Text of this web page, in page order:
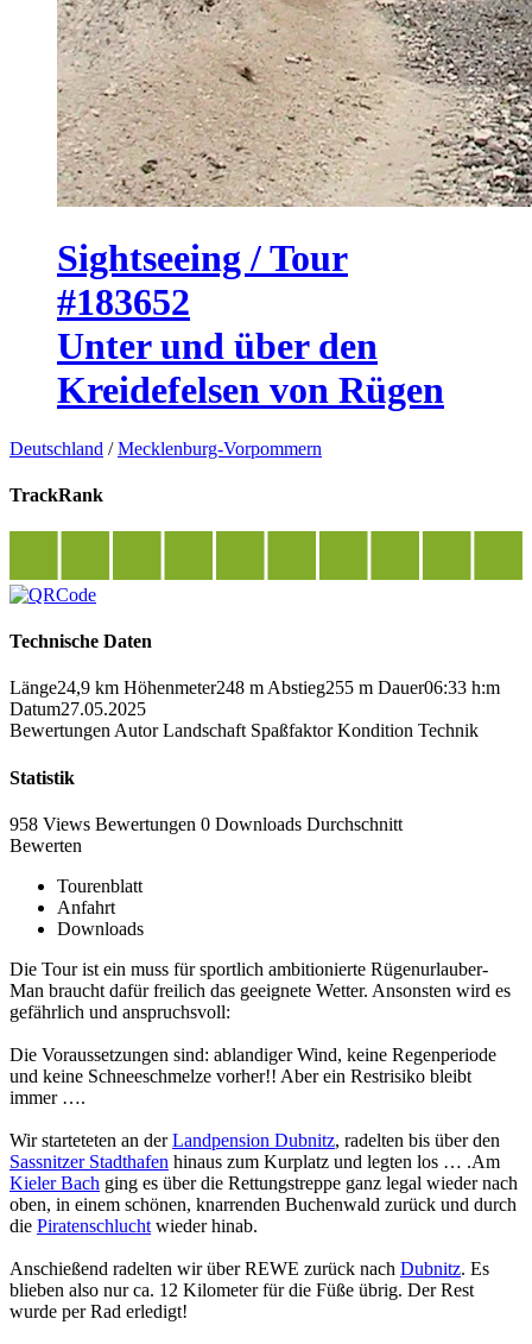
Sightseeing / Tour
#183652
Unter und über den
Kreidefelsen von Rügen
Deutschland /Mecklenburg-Vorpommern
TrackRank
Technische Daten
Länge24,9 km Höhenmeter248 m Abstieg255 m Dauer06:33 h:m
Datum27.05.2025
Bewertungen Autor Landschaft Spaßfaktor Kondition Technik
Statistik
958 Views Bewertungen 0 Downloads Durchschnitt
Bewerten
Tourenblatt
Anfahrt
Downloads
Die Tour ist ein muss für sportlich ambitionierte Rügenurlauber-
Man braucht dafür freilich das geeignete Wetter. Ansonsten wird es
gefährlich und anspruchsvoll:
Die Voraussetzungen sind: ablandiger Wind, keine Regenperiode
und keine Schneeschmelze vorher!! Aber ein Restrisiko bleibt
immer ….
Wir starteteten an derLandpension Dubnitz, radelten bis über den
Sassnitzer Stadthafen hinaus zum Kurplatz und legten los … .Am
Kieler Bach ging es über die Rettungstreppe ganz legal wieder nach
oben, in einem schönen, knarrenden Buchenwald zurück und durch
die Piratenschlucht wieder hinab.
Anschießend radelten wir über REWE zurück nach Dubnitz. Es
blieben also nur ca. 12 Kilometer für die Füße übrig. Der Rest
wurde per Rad erledigt!